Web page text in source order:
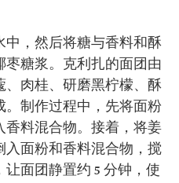
，然后将糖与香料和酥
糖浆。克利扎的面团由
肉桂、研磨黑柠檬、酥
制作过程中，先将面粉
料混合物。接着，将姜
面粉和香料混合物，搅
面团静置约 5 分钟，使